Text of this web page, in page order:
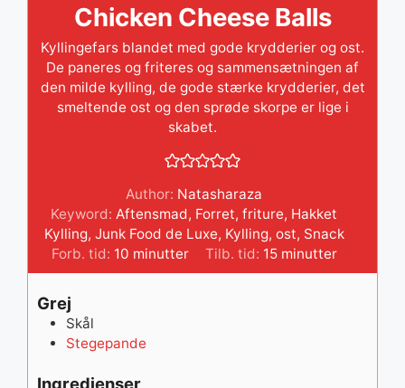
Chicken Cheese Balls
Kyllingefars blandet med gode krydderier og ost.
De paneres og friteres og sammensætningen af
den milde kylling, de gode stærke krydderier, det
smeltende ost og den sprøde skorpe er lige i
skabet. ⠀
Author: Natasharaza
Keyword: Aftensmad, Forret,friture, Hakket
Kylling, Junk Food de Luxe, Kylling, ost, Snack
Forb. tid: 10minutter
minutter Tilb. tid: 15minutter
minutter
Grej
Skål
Stegepande
Ingredienser